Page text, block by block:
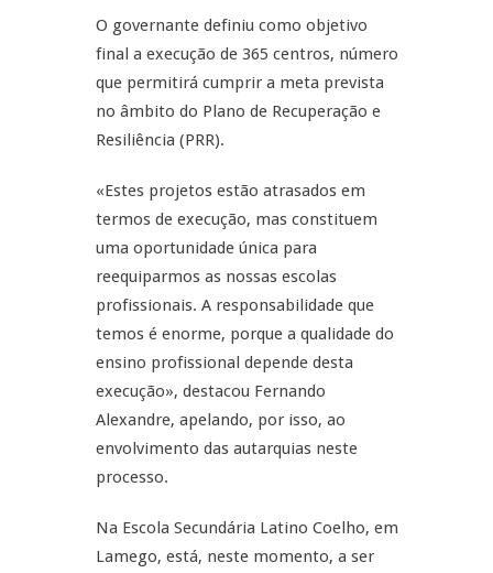
O governante definiu como objetivo
final a execução de 365 centros, número
que permitirá cumprir a meta prevista
no âmbito do Plano de Recuperação e
Resiliência (PRR).
«Estes projetos estão atrasados em
termos de execução, mas constituem
uma oportunidade única para
reequiparmos as nossas escolas
profissionais. A responsabilidade que
temos é enorme, porque a qualidade do
ensino profissional depende desta
execução», destacou Fernando
Alexandre, apelando, por isso, ao
envolvimento das autarquias neste
processo.
Na Escola Secundária Latino Coelho, em
Lamego, está, neste momento, a ser